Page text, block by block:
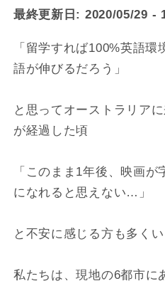
最終更新日: 2020/05/29 -
「留学すれば100%英語
語が伸びるだろう」
と思ってオーストラリア
が経過した頃
「このまま1年後、映画
になれると思えない…」
と不安に感じる方も多くい
私たちは、現地の6都市に